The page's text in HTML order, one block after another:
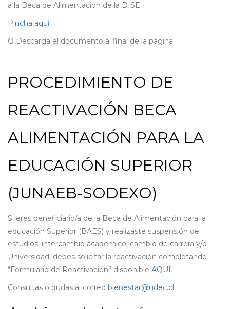
a la Beca de Alimentación de la DISE.
Pincha aquí
O Descarga el documento al final de la página.
PROCEDIMIENTO DE
REACTIVACIÓN BECA
ALIMENTACIÓN PARA LA
EDUCACIÓN SUPERIOR
(JUNAEB-SODEXO)
Si eres beneficiario/a de la Beca de Alimentación para la
educación Superior (BAES) y realizaste suspensión de
estudios, intercambio académico, cambio de carrera y/o
Universidad, debes solicitar la reactivación completando
“Formulario de Reactivación” disponible AQUÍ.
Consultas o dudas al correo bienestar@udec.cl